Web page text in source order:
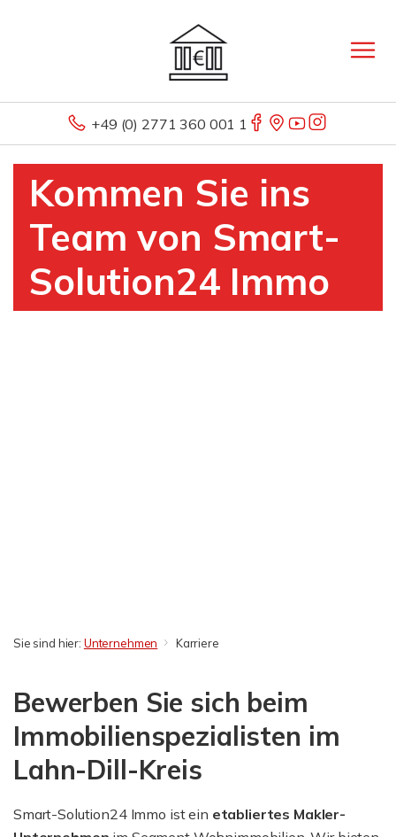
+49 (0) 2771 360 001 1
Kommen Sie ins
Team von Smart-
Solution24 Immo
Sie sind hier: Unternehmen Karriere
Bewerben Sie sich beim
Immobilienspezialisten im
Lahn-Dill-Kreis
Smart-Solution24 Immo ist ein etabliertes Makler-